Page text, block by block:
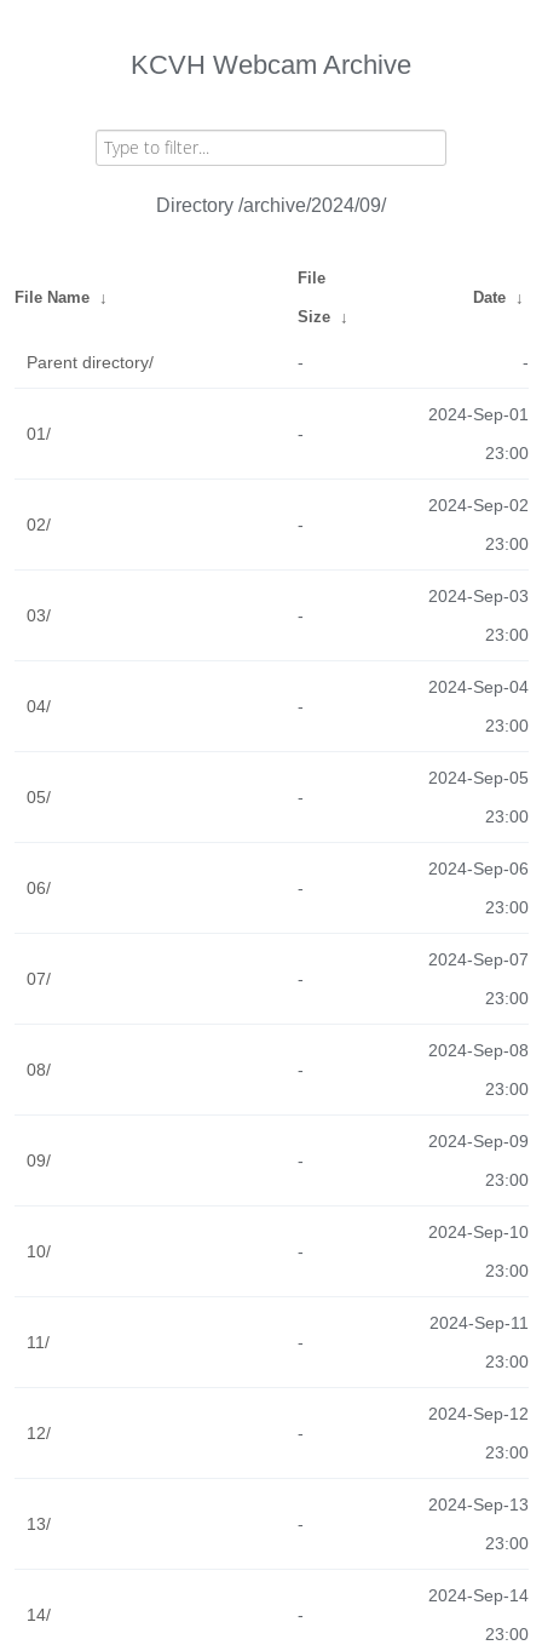
KCVH Webcam Archive
Directory /archive/2024/09/
File Name ↓
File
Size ↓
Date ↓
Parent directory/ - -
01/ -
2024-Sep-01
23:00
02/ -
2024-Sep-02
23:00
03/ -
2024-Sep-03
23:00
04/ -
2024-Sep-04
23:00
05/ -
2024-Sep-05
23:00
06/ -
2024-Sep-06
23:00
07/ -
2024-Sep-07
23:00
08/ -
2024-Sep-08
23:00
09/ -
2024-Sep-09
23:00
10/ -
2024-Sep-10
23:00
11/ -
2024-Sep-11
23:00
12/ -
2024-Sep-12
23:00
13/ -
2024-Sep-13
23:00
14/ -
2024-Sep-14
23:00